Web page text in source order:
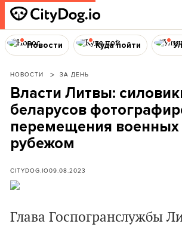
Новости Куда пойти
НОВОСТИ ЗА ДЕНЬ
Власти Литвы:
беларусов
перемещения военных
рубежом
CITYDOG.IO09.08.2023
Глава Госпогранслужбы